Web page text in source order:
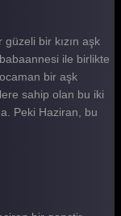
bir kızın aşk
ile birlikte
bir aşk
sahip olan bu iki
Peki Haziran, bu